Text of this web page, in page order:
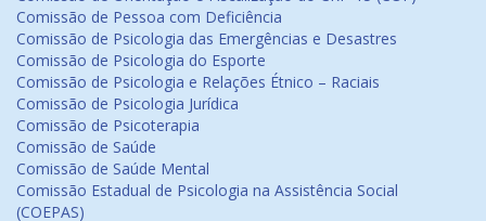
Comissão de Pessoa com Deficiência
Comissão de Psicologia das Emergências e Desastres
Comissão de Psicologia do Esporte
Comissão de Psicologia e Relações Étnico – Raciais
Comissão de Psicologia Jurídica
Comissão de Psicoterapia
Comissão de Saúde
Comissão de Saúde Mental
Comissão Estadual de Psicologia na Assistência Social
(COEPAS)